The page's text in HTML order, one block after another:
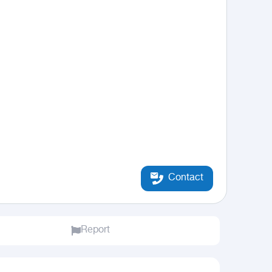
Contact
Report